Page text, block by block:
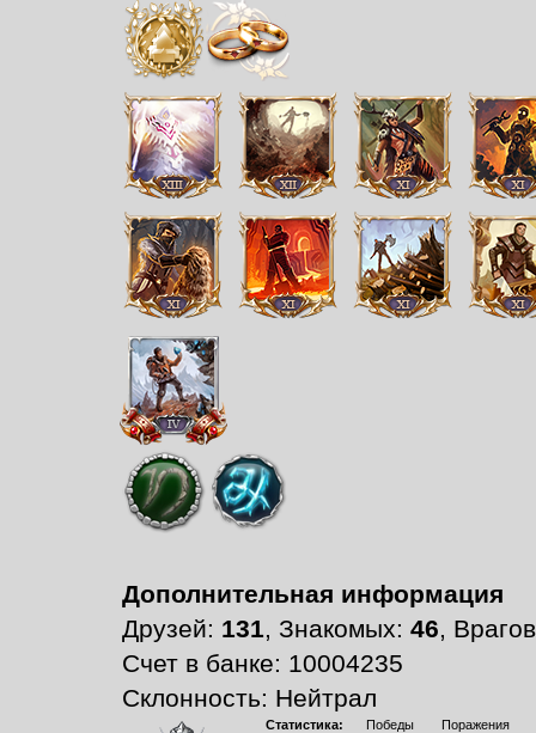
Дополнительная информация
Друзей: 131, Знакомых: 46,
Счет в банке: 10004235
Склонность: Нейтрал
Статистика: Победы
Поражения